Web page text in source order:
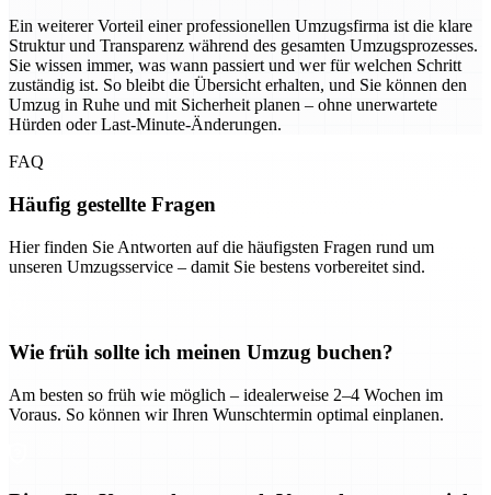
Ein weiterer Vorteil einer professionellen Umzugsfirma ist die klare
Struktur und Transparenz während des gesamten Umzugsprozesses.
Sie wissen immer, was wann passiert und wer für welchen Schritt
zuständig ist. So bleibt die Übersicht erhalten, und Sie können den
Umzug in Ruhe und mit Sicherheit planen – ohne unerwartete
Hürden oder Last-Minute-Änderungen.
FAQ
Häufig gestellte Fragen
Hier finden Sie Antworten auf die häufigsten Fragen rund um
unseren Umzugsservice – damit Sie bestens vorbereitet sind.
Wie früh sollte ich meinen Umzug buchen?
Am besten so früh wie möglich – idealerweise 2–4 Wochen im
Voraus. So können wir Ihren Wunschtermin optimal einplanen.